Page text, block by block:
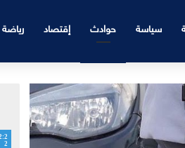
سياسة حوادث إقتصاد رياضة
2